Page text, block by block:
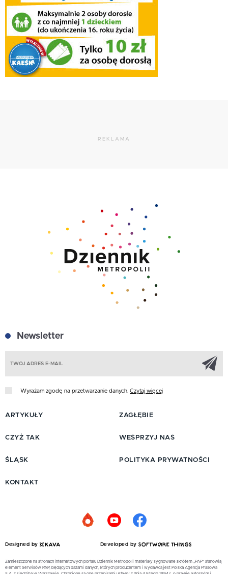
REKLAMA
Newsletter
Wyrażam zgodę na przetwarzanie danych. Czytaj więcej
ARTYKUŁY
CZYŻ TAK
ŚLĄSK
ZAGŁĘBIE
WESPRZYJ NAS
POLITYKA PRYWATNOŚCI
KONTAKT
Designed by Developed by
Zamieszczone na stronach internetowych portalu Dziennik Metropolii materiały sygnowane skrótem „PAP” stanowią
element Serwisów PAP, będących bazami danych, których producentem i wydawcą jest Polska Agencja Prasowa